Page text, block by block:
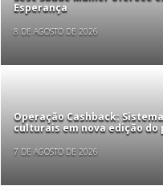
Esperança
8 DE AGOSTO DE 2026
Operação Cashback:
culturais em nova edição do
7 DE AGOSTO DE 2026